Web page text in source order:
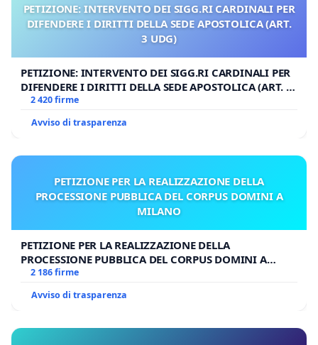
PETIZIONE: INTERVENTO DEI SIGG.RI CARDINALI PER
DIFENDERE I DIRITTI DELLA SEDE APOSTOLICA (ART.
3 UDG)
PETIZIONE: INTERVENTO DEI SIGG.RI CARDINALI PER
DIFENDERE I DIRITTI DELLA SEDE APOSTOLICA (ART. 3
UDG)
2 420 firme
Avviso di trasparenza
PETIZIONE PER LA REALIZZAZIONE DELLA
PROCESSIONE PUBBLICA DEL CORPUS DOMINI A
MILANO
PETIZIONE PER LA REALIZZAZIONE DELLA
PROCESSIONE PUBBLICA DEL CORPUS DOMINI A
MILANO
2 186 firme
Avviso di trasparenza